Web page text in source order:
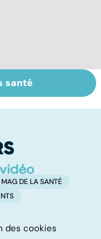
: un suivi
vie
santé
MAG DE LA SANTÉ
des cookies